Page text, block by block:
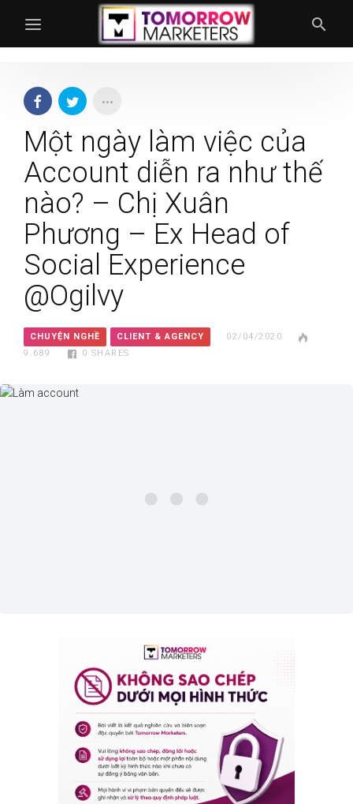
Một ngày làm việc của
Account diễn ra như thế
nào? – Chị Xuân
Phương – Ex Head of
Social Experience
@Ogilvy
CHUYỆN NGHỀ CLIENT & AGENCY
02/04/2020
9.689
0 SHARES